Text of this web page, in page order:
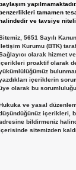
benzerlikleri tamamen
halindedir ve tavsiye
5651 Sayılı
İletişim Kurumu (BTK)
olarak hizmet
proaktif olarak
içeriklerin
olarak bu
Hukuka ve yasal
içerikleri,
bildirmeniz
sitemizden